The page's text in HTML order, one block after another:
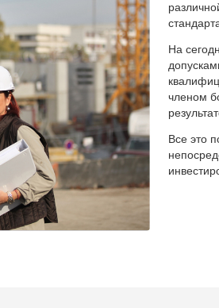
На
членом
Все это